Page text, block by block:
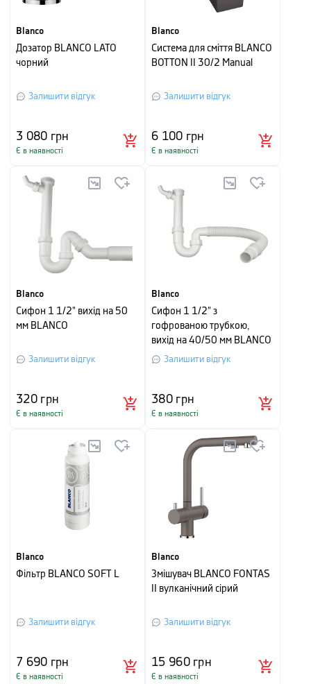
Blanco
Дозатор BLANCO LATO
чорний
Залишити відгук
3 080 грн
Є в наявності
Blanco
Система для сміття BLANCO
BOTTON II 30/2 Manual
Залишити відгук
6 100 грн
Є в наявності
Blanco
Сифон 1 1/2" вихід на 50
мм BLANCO
Залишити відгук
320грн
Є в наявності
Blanco
Сифон 1 1/2" з
гофрованою трубкою,
вихід на 40/50 мм BLANCO
Залишити відгук
380грн
Є в наявності
Blanco
Фільтр BLANCO SOFT L
Залишити відгук
7 690 грн
Є в наявності
Blanco
Змішувач BLANCO FONTAS
II вулканічний сірий
Залишити відгук
15 960грн
Є в наявності